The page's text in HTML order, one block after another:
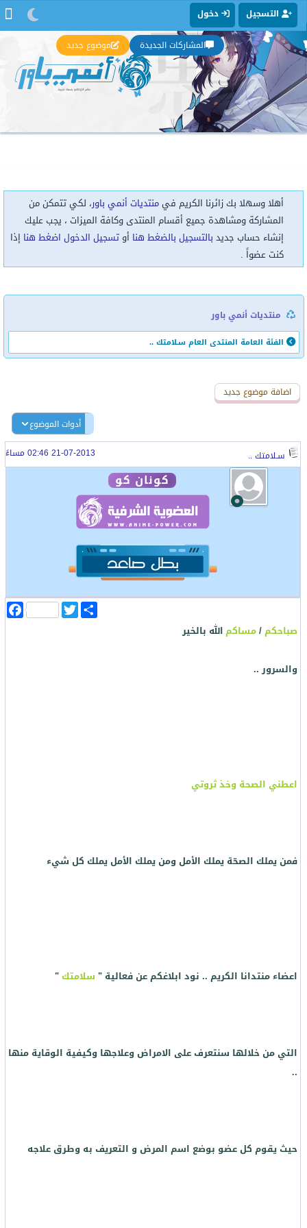
التسجيل دخول
المشاركات الجديدة موضوع جديد
أهلا وسهلا بك زائرنا الكريم فيمنتديات أنمي باور، لكي تتمكن من
المشاركة ومشاهدة جميع أقسام المنتدى وكافة الميزات ، يجب عليك
إنشاء حساب جديد بالتسجيل بالضغط هنا أوتسجيل الدخول اضغط هنا إذا
كنت عضواً .
منتديات أنمي باور
الفئة العامة المنتدى العام سـلامتك ..
اضافة رد جديد
اضافة موضوع جديد
أدوات الموضوع
سـلامتك .. 21-07-2013 02:46 مساءً
كونان كو
a
T
w
ن
صباحكم/مساكمالله بالخير
والسرور ..
اعطني الصحة وخذ ثروتي
فمن يملك الصحّة يملك الأمل ومن يملك الأمل يملك كل شيء
اعضاء منتدانا الكريم .. نود ابلاغكم عن فعالية " سلامتك "
التي من خلالها سنتعرف على الامراض وعلاجها وكيفية الوقاية منها
..
حيث يقوم كل عضو بوضع اسم المرض و التعريف به وطرق علاجه